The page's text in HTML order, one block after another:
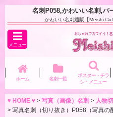
名刺P058,かわいい名刺,パ
かわいい名刺通販【Meishi
メニュー
ホーム 名刺一覧
ポスター・チラ
シ・メニュー
♥ HOME ♥ > 写真（画像）名刺 > 人物
> 写真名刺（切り抜き）P058（写真